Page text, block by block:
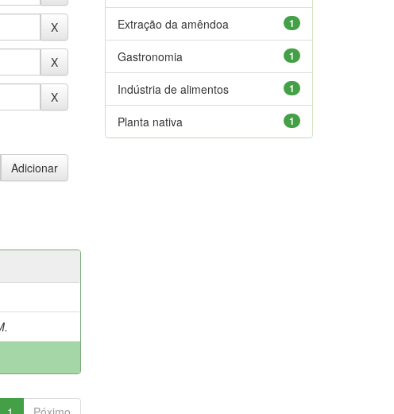
1
Extração da amêndoa
1
Gastronomia
1
Indústria de alimentos
1
Planta nativa